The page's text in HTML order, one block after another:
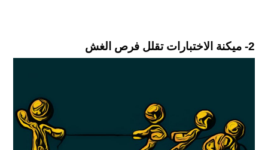
2- ميكنة الاختبارات تقلل فرص الغش